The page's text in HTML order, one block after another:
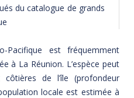
du catalogue de grands
Pacifique est fréquemment
à La Réunion. L’espèce peut
côtières de l’île (profondeur
locale est estimée à